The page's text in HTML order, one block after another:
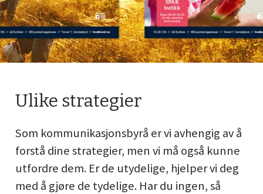
Ulike strategier
Som kommunikasjonsbyrå er vi avhengig av å
forstå dine strategier, men vi må også kunne
utfordre dem. Er de utydelige, hjelper vi deg
med å gjøre de tydelige. Har du ingen, så